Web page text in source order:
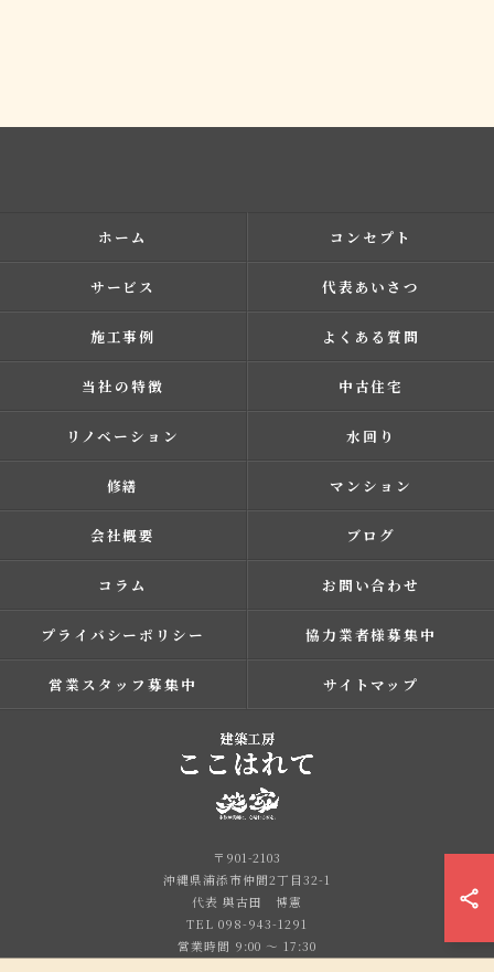
ホーム コンセプト
サービス 代表あいさつ
施工事例 よくある質問
当社の特徴 中古住宅
リノベーション 水回り
修繕 マンション
会社概要 ブログ
コラム お問い合わせ
プライバシーポリシー 協力業者様募集中
営業スタッフ募集中 サイトマップ
〒901-2103
沖縄県浦添市仲間2丁目32-1
代表 與古田 博憲
TEL 098-943-1291
営業時間 9:00 ～ 17:30